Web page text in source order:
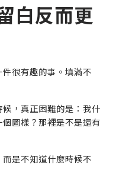
白反而更
很有趣的事。填滿不
，真正困難的是：我什
圖樣？那裡是不是還有
是不知道什麼時候不